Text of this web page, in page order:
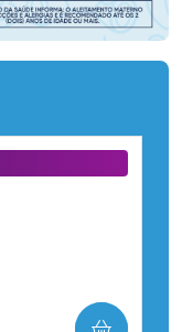
COMPRAR